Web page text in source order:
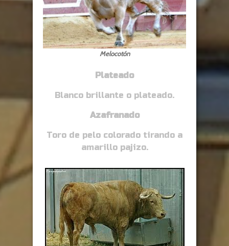
Melocotón
Plateado
Blanco brillante o plateado.
Azafranado
Toro de pelo colorado tirando a
amarillo pajizo.